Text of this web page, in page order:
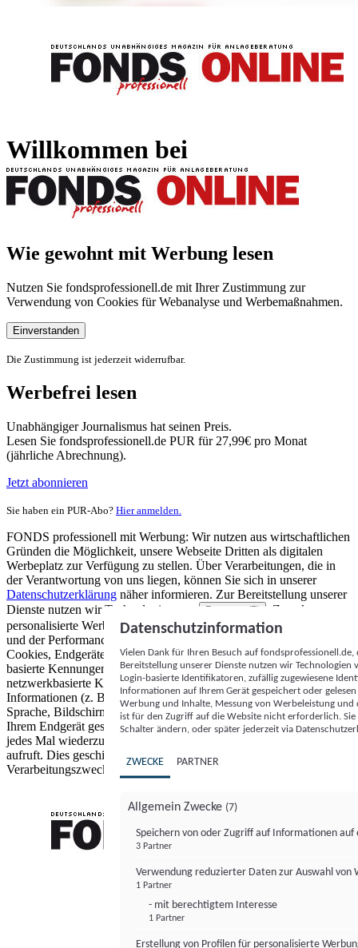
Willkommen bei
Wie gewohnt mit Werbung lesen
Nutzen Sie fondsprofessionell.de mit Ihrer Zustimmung zur
Verwendung von Cookies für Webanalyse und Werbemaßnahmen.
Einverstanden
Die Zustimmung ist jederzeit widerrufbar.
Werbefrei lesen
Unabhängiger Journalismus hat seinen Preis.
Lesen Sie fondsprofessionell.de PUR für 27,99€ pro Monat
(jährliche Abrechnung).
Jetzt abonnieren
Sie haben ein PUR-Abo? Hier anmelden.
FONDS professionell mit Werbung: Wir nutzen aus wirtschaftlichen
Gründen die Möglichkeit, unsere Webseite Dritten als digitalen
Werbeplatz zur Verfügung zu stellen. Über Verarbeitungen, die in
der Verantwortung von uns liegen, können Sie sich in unserer
Datenschutzerklärung näher informieren. Zur Bereitstellung unserer
Dienste nutzen wir Technologien von
Partnern (5)
. Zwecke:
personalisierte Werbung und Inhalte, Messung von Werbeleistung
und der Performance von Inhalten sowie Zielgruppenforschung.
Cookies, Endgeräte- oder ähnliche Online-Kennungen (z. B. login-
basierte Kennungen, zufällig generierte Kennungen,
netzwerkbasierte Kennungen) können zusammen mit anderen
Informationen (z. B. Browsertyp und Browserinformationen,
Sprache, Bildschirmgröße, unterstützte Technologien usw.) auf
Ihrem Endgerät gespeichert oder von dort ausgelesen werden, um es
jedes Mal wiederzuerkennen, wenn es eine App oder einer Webseite
aufruft. Dies geschieht für einen oder mehrere der hier aufgeführten
Verarbeitungszwecke.
Datenschutzinformation
Vielen Dank für Ihren Besuch auf
Bereitstellung unserer Dienste nutzen wir Technologien
Login-basierte Identifikatoren, zufällig zugewiesene
Informationen auf Ihrem Gerät gespeichert oder
Werbung und Inhalte, Messung von Werbeleistung
ist für den Zugriff auf die Website nicht erforderlich.
Schalter ändern, oder später jederzeit via
ZWECKE PARTNER
Allgemein Zwecke (7)
Speichern von oder Zugriff auf Informationen auf
3 Partner
Verwendung reduzierter Daten zur Auswahl von
1 Partner
- mit berechtigtem Interesse
1 Partner
Erstellung von Profilen für personalisierte
FONDS professionell